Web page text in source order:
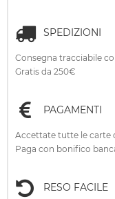
SPEDIZIONI
Consegna tracciabile
Gratis da 250€
PAGAMENTI
Accettate tutte le carte
Paga con bonifico
RESO FACILE